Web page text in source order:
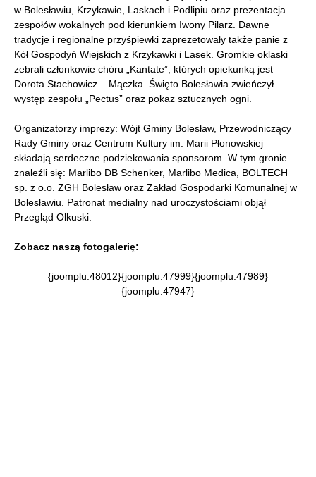
w Bolesławiu, Krzykawie, Laskach i Podlipiu oraz prezentacja
zespołów wokalnych pod kierunkiem Iwony Pilarz. Dawne
tradycje i regionalne przyśpiewki zaprezetowały także panie z
Kół Gospodyń Wiejskich z Krzykawki i Lasek. Gromkie oklaski
zebrali członkowie chóru „Kantate”, których opiekunką jest
Dorota Stachowicz – Mączka. Święto Bolesławia zwieńczył
występ zespołu „Pectus” oraz pokaz sztucznych ogni.
Organizatorzy imprezy: Wójt Gminy Bolesław, Przewodniczący
Rady Gminy oraz Centrum Kultury im. Marii Płonowskiej
składają serdeczne podziekowania sponsorom. W tym gronie
znaleźli się: Marlibo DB Schenker, Marlibo Medica, BOLTECH
sp. z o.o. ZGH Bolesław oraz Zakład Gospodarki Komunalnej w
Bolesławiu. Patronat medialny nad uroczystościami objął
Przegląd Olkuski.
Zobacz naszą fotogalerię:
{joomplu:48012}{joomplu:47999}{joomplu:47989}
{joomplu:47947}